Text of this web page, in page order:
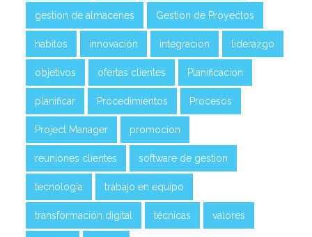
gestion de almacenes Gestion de Proyectos
habitos innovación integracion liderazgo
objetivos ofertas clientes Planificacion
planificar Procedimientos Procesos
Project Manager promocion
reuniones clientes software de gestion
tecnología trabajo en equipo
transformación digital técnicas valores